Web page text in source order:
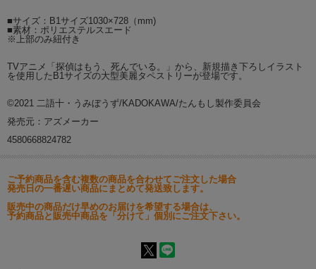
■サイズ：B1サイズ1030×728（mm)
■素材：ポリエステルスエード
※上部のみ紐付き
TVアニメ「探偵はもう、死んでいる。」から、新規描き下ろしイラスト
を使用したB1サイズの大型美麗タペストリーが登場です。
©2021 二語十・うみぼうず/KADOKAWA/たんもし製作委員会
発売元：アズメーカー
4580668824782
ご予約商品を含む複数の商品を合わせてご注文した場合
発売日の一番遅い商品にまとめて発送致します。
販売中の商品だけ早めのお届けを希望する場合は、
予約商品と販売中商品を「分けて」個別にご注文下さい。